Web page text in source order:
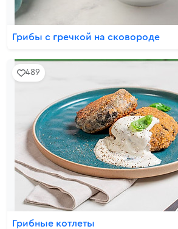
Грибы с гречкой на сковороде
489
Грибные котлеты